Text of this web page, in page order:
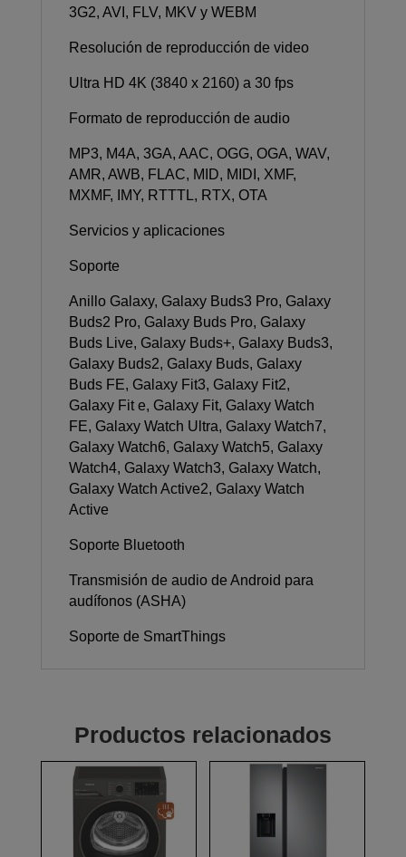
3G2, AVI, FLV, MKV y WEBM
Resolución de reproducción de video
Ultra HD 4K (3840 x 2160) a 30 fps
Formato de reproducción de audio
MP3, M4A, 3GA, AAC, OGG, OGA, WAV,
AMR, AWB, FLAC, MID, MIDI, XMF,
MXMF, IMY, RTTTL, RTX, OTA
Servicios y aplicaciones
Soporte
Anillo Galaxy, Galaxy Buds3 Pro, Galaxy
Buds2 Pro, Galaxy Buds Pro, Galaxy
Buds Live, Galaxy Buds+, Galaxy Buds3,
Galaxy Buds2, Galaxy Buds, Galaxy
Buds FE, Galaxy Fit3, Galaxy Fit2,
Galaxy Fit e, Galaxy Fit, Galaxy Watch
FE, Galaxy Watch Ultra, Galaxy Watch7,
Galaxy Watch6, Galaxy Watch5, Galaxy
Watch4, Galaxy Watch3, Galaxy Watch,
Galaxy Watch Active2, Galaxy Watch
Active
Soporte Bluetooth
Transmisión de audio de Android para
audífonos (ASHA)
Soporte de SmartThings
Productos relacionados